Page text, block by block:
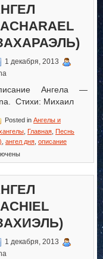
1 декабря, 2013
Ангела —
Стихи: Михаил
Posted in Ангелы и
Главная Песнь
ангел дня описание
1 декабря, 2013